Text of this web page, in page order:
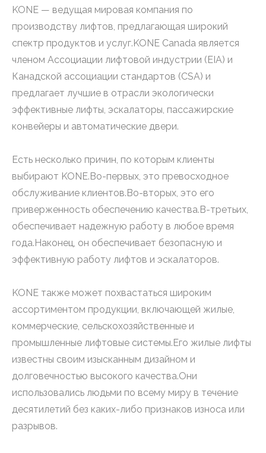
KONE — ведущая мировая компания по
производству лифтов, предлагающая широкий
спектр продуктов и услуг.KONE Canada является
членом Ассоциации лифтовой индустрии (EIA) и
Канадской ассоциации стандартов (CSA) и
предлагает лучшие в отрасли экологически
эффективные лифты, эскалаторы, пассажирские
конвейеры и автоматические двери.
Есть несколько причин, по которым клиенты
выбирают KONE.Во-первых, это превосходное
обслуживание клиентов.Во-вторых, это его
приверженность обеспечению качества.В-третьих,
обеспечивает надежную работу в любое время
года.Наконец, он обеспечивает безопасную и
эффективную работу лифтов и эскалаторов.
KONE также может похвастаться широким
ассортиментом продукции, включающей жилые,
коммерческие, сельскохозяйственные и
промышленные лифтовые системы.Его жилые лифты
известны своим изысканным дизайном и
долговечностью высокого качества.Они
использовались людьми по всему миру в течение
десятилетий без каких-либо признаков износа или
разрывов.